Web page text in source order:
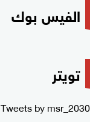
الفيس بوك
تويتر
Tweets by msr_2030